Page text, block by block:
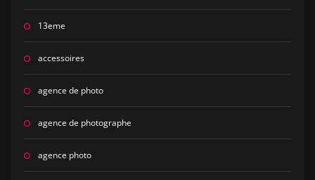
13eme
accessoires
agence de photo
agence de photographe
agence photo